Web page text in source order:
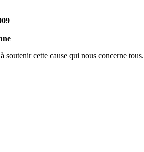
soutenir cette cause qui nous concerne tous.